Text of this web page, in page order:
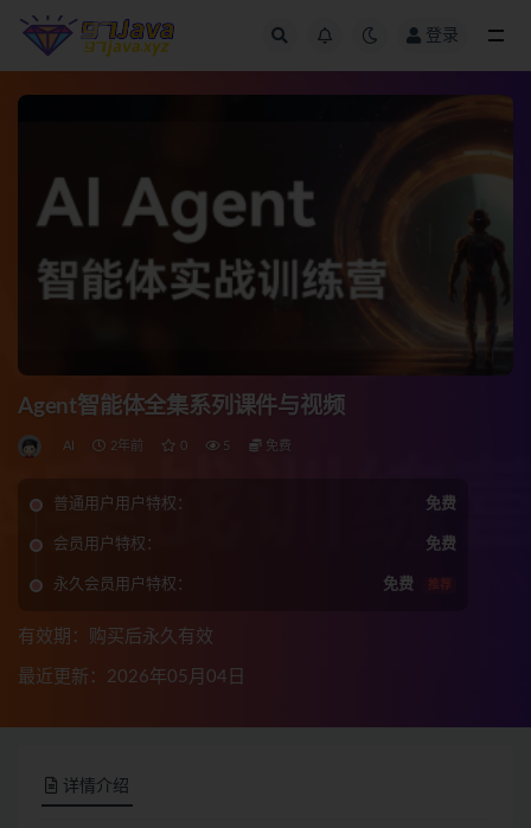
登录
Agent智能体全集系列课件与视频
AI 2年前 0 5 免费
普通用户用户特权： 免费
会员用户特权： 免费
永久会员用户特权： 免费 推荐
有效期：购买后永久有效
最近更新：2026年05月04日
详情介绍